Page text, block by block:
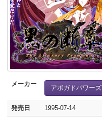
メーカー
アボガドパワーズ
発売日 1995-07-14